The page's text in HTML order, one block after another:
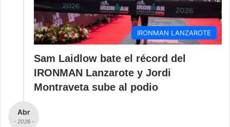
IRONMAN LANZAROTE
Sam Laidlow bate el récord del
IRONMAN Lanzarote y Jordi
Montraveta sube al podio
Abr
- 2026 -